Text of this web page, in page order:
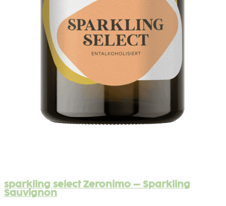
sparkling select Zeronimo – Sparkling
Sauvignon